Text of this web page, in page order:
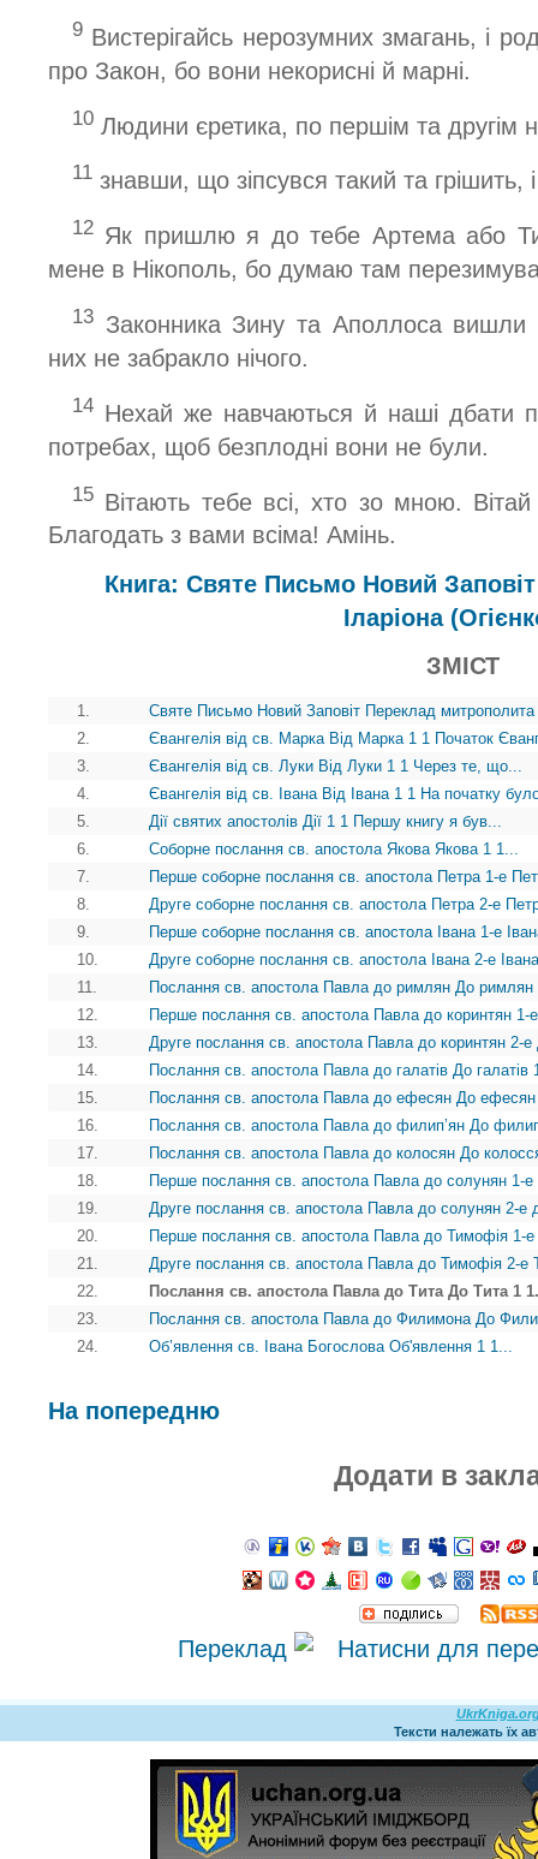
9 Вистерігайсь нерозумних змагань, і
про Закон, бо вони некорисні й марні.
10 Людини єретика, по першім та другім
11 знавши, що зіпсувся такий та грішить,
12 Як пришлю я до тебе Артема або
мене в Нікополь, бо думаю там
13 Законника Зину та Аполлоса
них не забракло нічого.
14 Нехай же навчаються й наші дбати
потребах, щоб безплодні вони не були.
15 Вітають тебе всі, хто зо мною.
Благодать з вами всіма! Амінь.
Книга: Святе Письмо Новий
Іларіона
ЗМІСТ
1.
Святе Письмо Новий Заповіт Переклад митрополита
2.
Євангелія від св. Марка Вiд Марка 1 1 Початок
3.
Євангелія від св. Луки Вiд Луки 1 1 Через те, що...
4.
Євангелія від св. Івана Вiд Iвана 1 1 На початку
5.
Дії святих апостолів Дiї 1 1 Першу книгу я був...
6.
Соборне послання св. апостола Якова Якова 1 1...
7.
Перше соборне послання св. апостола Петра 1-е
8.
Друге соборне послання св. апостола Петра 2-е
9.
Перше соборне послання св. апостола Івана 1-е
10.
Друге соборне послання св. апостола Івана 2-е
11.
Послання св. апостола Павла до римлян До римлян
12.
Перше послання св. апостола Павла до коринтян 1-
13.
Друге послання св. апостола Павла до коринтян 2-е
14.
Послання св. апостола Павла до галатів До галатiв
15.
Послання св. апостола Павла до ефесян До
16.
Послання св. апостола Павла до филип’ян До
17.
Послання св. апостола Павла до колосян До
18.
Перше послання св. апостола Павла до солунян 1-
19.
Друге послання св. апостола Павла до солунян 2-е
20.
Перше послання св. апостола Павла до Тимофія
21.
Друге послання св. апостола Павла до Тимофія 2-
22.
Послання св. апостола Павла до Тита До Тита 1
23.
Послання св. апостола Павла до Филимона До
24.
Об’явлення св. Івана Богослова Об'явлення 1 1...
На попередню
Додати в
Переклад
Тексти належать їх